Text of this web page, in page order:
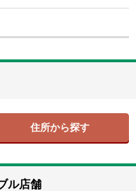
住所から探す
ル店舗